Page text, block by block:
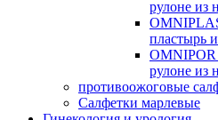
рулоне из
пластырь
рулоне из
противоожоговые
Салфетки марлевые